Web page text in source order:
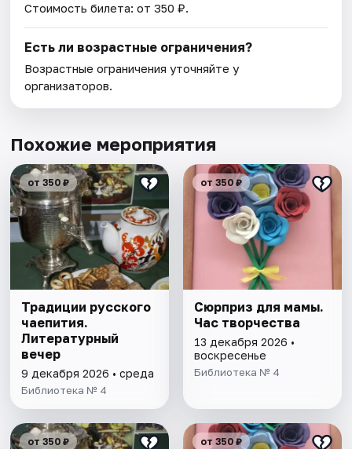
Стоимость билета: от 350 ₽.
Есть ли возрастные ограничения?
Возрастные ограничения уточняйте у
организаторов.
Похожие мероприятия
от 350 ₽
Традиции русского
чаепития.
Литературный
вечер
9 декабря 2026 • среда
Библиотека № 4
от 350 ₽
Сюрприз для мамы.
Час творчества
13 декабря 2026 •
воскресенье
Библиотека № 4
от 350 ₽ от 350 ₽